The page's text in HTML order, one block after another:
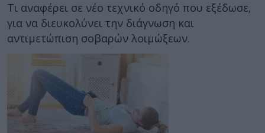
Τι αναφέρει σε νέο τεχνικό οδηγό που εξέδωσε,
για να διευκολύνει την διάγνωση και
αντιμετώπιση σοβαρών λοιμώξεων.